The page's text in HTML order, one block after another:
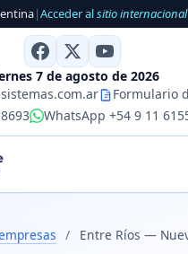
|Acceder alsitio internacional
7 de agosto de 2026
Formulario
WhatsApp +54 9 11
/ Entre Ríos —